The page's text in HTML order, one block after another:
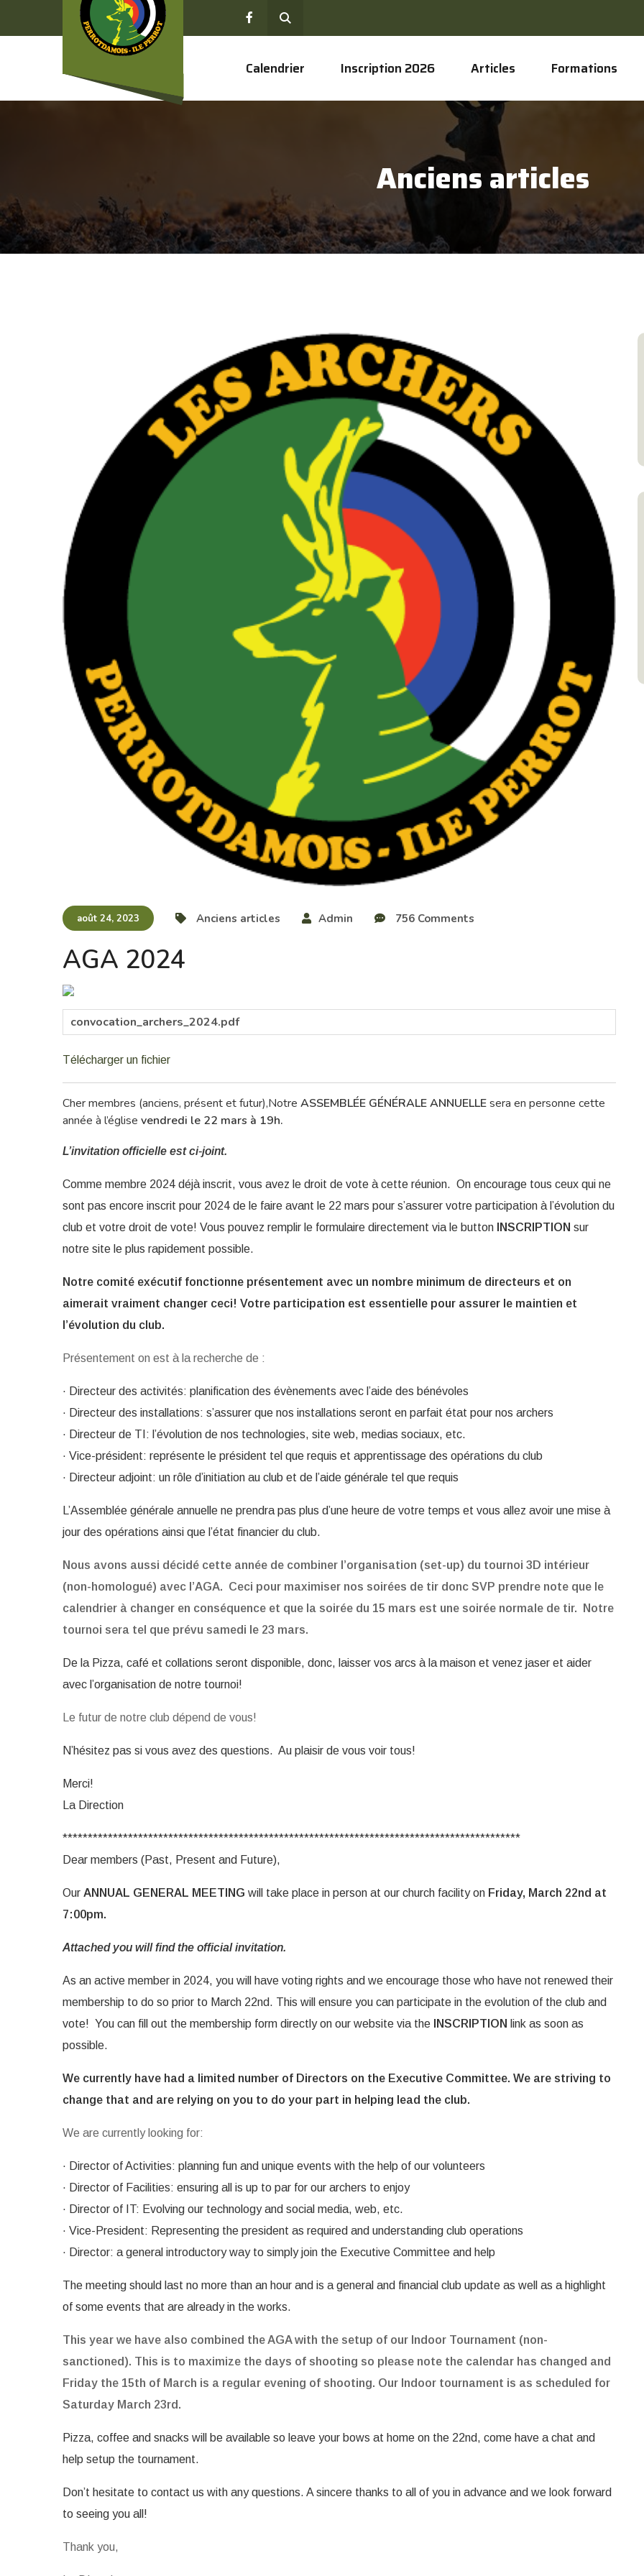
Calendrier Inscription 2026 Articles Formations
Anciens articles
août 24, 2023 Anciens articles Admin 756 Comments
AGA 2024
convocation_archers_2024.pdf
Télécharger un fichier
Cher membres (anciens, présent et futur),Notre ASSEMBLÉE GÉNÉRALE ANNUELLEsera en personne cette
année à l’église vendredi le 22 mars à 19h.
L’invitation officielle est ci-joint.
Comme membre 2024 déjà inscrit, vous avez le droit de vote à cette réunion. On encourage tous ceux qui ne
sont pas encore inscrit pour 2024 de le faire avant le 22 mars pour s’assurer votre participation à l’évolution du
club et votre droit de vote! Vous pouvez remplir le formulaire directement via le button
INSCRIPTION sur
notre site le plus rapidement possible.
Notre comité exécutif fonctionne présentement avec un nombre minimum de directeurs et on
aimerait vraiment changer ceci! Votre participation est essentielle pour assurer le maintien et
l’évolution du club.
Présentement on est à la recherche de :
· Directeur des activités: planification des évènements avec l’aide des bénévoles
· Directeur des installations: s’assurer que nos installations seront en parfait état pour nos archers
· Directeur de TI: l’évolution de nos technologies, site web, medias sociaux, etc.
· Vice-président: représente le président tel que requis et apprentissage des opérations du club
· Directeur adjoint: un rôle d’initiation au club et de l’aide générale tel que requis
L’Assemblée générale annuelle ne prendra pas plus d’une heure de votre temps et vous allez avoir une mise à
jour des opérations ainsi que l’état financier du club.
Nous avons aussi décidé cette année de combiner l’organisation (set-up) du tournoi 3D intérieur
(non-homologué) avec l’AGA. Ceci pour maximiser nos soirées de tir donc SVP prendre note que le
calendrier à changer en conséquence et que la soirée du 15 mars est une soirée normale de tir. Notre
tournoi sera tel que prévu samedi le 23 mars.
De la Pizza, café et collations seront disponible, donc, laisser vos arcs à la maison et venez jaser et aider
avec l’organisation de notre tournoi!
Le futur de notre club dépend de vous!
N’hésitez pas si vous avez des questions. Au plaisir de vous voir tous!
Merci!
La Direction
*******************************************************************************************
Dear members (Past, Present and Future),
Our ANNUAL GENERAL MEETING will take place in person at our church facility on Friday, March 22nd at
7:00pm.
Attached you will find the official invitation.
As an active member in 2024, you will have voting rights and we encourage those who have not renewed their
membership to do so prior to March 22nd. This will ensure you can participate in the evolution of the club and
vote! You can fill out the membership form directly on our website via the
INSCRIPTION link as soon as
possible.
We currently have had a limited number of Directors on the Executive Committee. We are striving to
change that and are relying on you to do your part in helping lead the club.
We are currently looking for:
· Director of Activities: planning fun and unique events with the help of our volunteers
· Director of Facilities: ensuring all is up to par for our archers to enjoy
· Director of IT: Evolving our technology and social media, web, etc.
· Vice-President: Representing the president as required and understanding club operations
· Director: a general introductory way to simply join the Executive Committee and help
The meeting should last no more than an hour and is a general and financial club update as well as a highlight
of some events that are already in the works.
This year we have also combined the AGA with the setup of our Indoor Tournament (non-
sanctioned). This is to maximize the days of shooting so please note the calendar has changed and
Friday the 15th of March is a regular evening of shooting. Our Indoor tournament is as scheduled for
Saturday March 23rd.
Pizza, coffee and snacks will be available so leave your bows at home on the 22nd, come have a chat and
help setup the tournament.
Don’t hesitate to contact us with any questions. A sincere thanks to all of you in advance and we look forward
to seeing you all!
Thank you,